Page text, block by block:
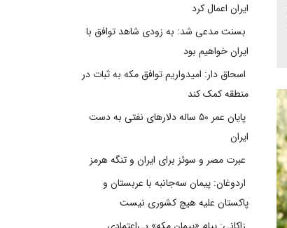
ایران اعمال کرد
بسنت مدعی شد: به زودی شاهد توافق با
ایران خواهیم بود
اسحاق دار: امیدواریم توافق مکه به ثبات در
منطقه کمک کند
پایان عمر ۵۰ ساله دلارهای نفتی به دست
ایران
عبرت مصر و سوئز برای ایران و تنگه هرمز
اردوغان: پیمان سه‌جانبه با عربستان و
پاکستان علیه هیچ کشوری نیست